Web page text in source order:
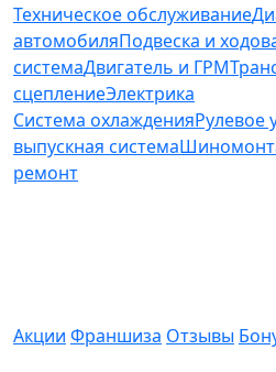
Техническое обслуживание
автомобиляПодвеска и
системаДвигатель и ГРМ
сцеплениеЭлектрика
Система охлажденияРулевое
выпускная система
ремонт
Акции Франшиза Отзывы